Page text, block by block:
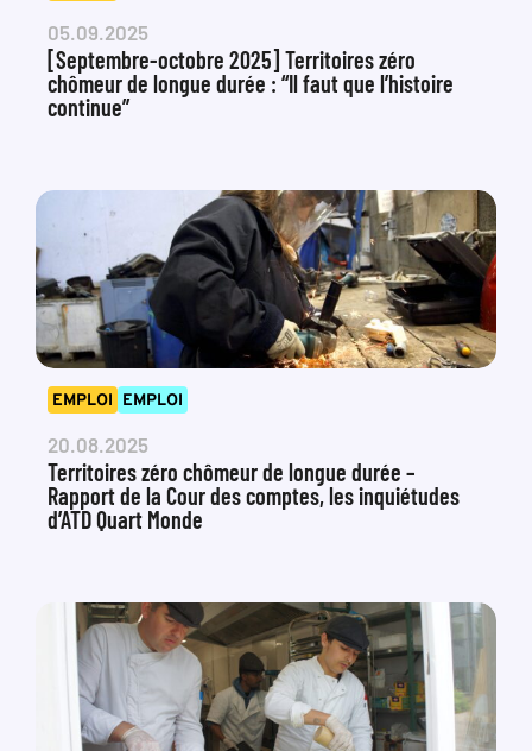
05.09.2025
[Septembre-octobre 2025] Territoires zéro
chômeur de longue durée : “Il faut que l’histoire
continue”
EMPLOI EMPLOI
20.08.2025
Territoires zéro chômeur de longue durée –
Rapport de la Cour des comptes, les inquiétudes
d’ATD Quart Monde